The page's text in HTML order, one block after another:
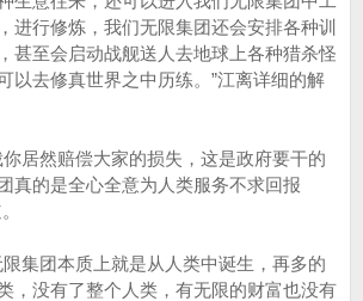
进行修炼，我们无限集团还会安排各种训
甚至会启动战舰送人去地球上各种猎杀怪
以去修真世界之中历练。”江离详细的解
居然赔偿大家的损失，这是政府要干的
真的是全心全意为人类服务不求回报
集团本质上就是从人类中诞生，再多的
，没有了整个人类，有无限的财富也没有